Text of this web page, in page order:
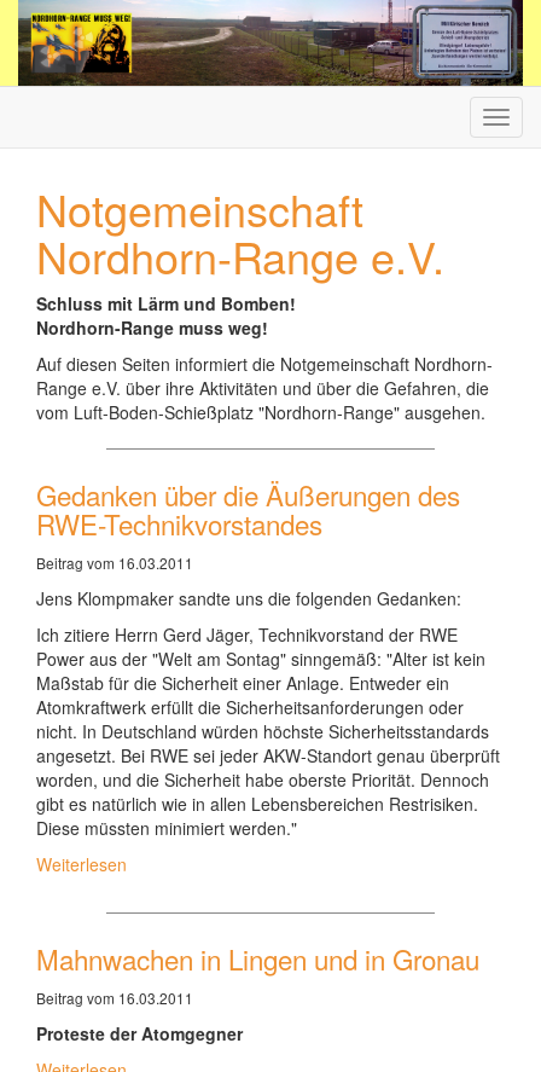
ein-/
Notgemeinschaft
Nordhorn-Range e.V.
Schluss mit Lärm und Bomben!
Nordhorn-Range muss weg!
Auf diesen Seiten informiert die Notgemeinschaft Nordhorn-
Range e.V. über ihre Aktivitäten und über die Gefahren, die
vom Luft-Boden-Schießplatz "Nordhorn-Range" ausgehen.
Gedanken über die Äußerungen des
RWE-Technikvorstandes
Beitrag vom 16.03.2011
Jens Klompmaker sandte uns die folgenden Gedanken:
Ich zitiere Herrn Gerd Jäger, Technikvorstand der RWE
Power aus der "Welt am Sontag" sinngemäß: "Alter ist kein
Maßstab für die Sicherheit einer Anlage. Entweder ein
Atomkraftwerk erfüllt die Sicherheitsanforderungen oder
nicht. In Deutschland würden höchste Sicherheitsstandards
angesetzt. Bei RWE sei jeder AKW-Standort genau überprüft
worden, und die Sicherheit habe oberste Priorität. Dennoch
gibt es natürlich wie in allen Lebensbereichen Restrisiken.
Diese müssten minimiert werden."
Weiterlesen
Mahnwachen in Lingen und in Gronau
Beitrag vom 16.03.2011
Proteste der Atomgegner